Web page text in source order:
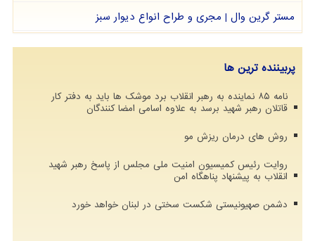
مستر گرین وال | مجری و طراح انواع دیوار سبز
پربیننده ترین ها
نامه ۸۵ نماینده به رهبر انقلاب برد موشک ها باید به دفتر کار
قاتلان رهبر شهید برسد به علاوه اسامی امضا کنندگان
روش های درمان ریزش مو
روایت رئیس کمیسیون امنیت ملی مجلس از پاسخ رهبر شهید
انقلاب به پیشنهاد پناهگاه امن
دشمن صهیونیستی شکست سختی در لبنان خواهد خورد